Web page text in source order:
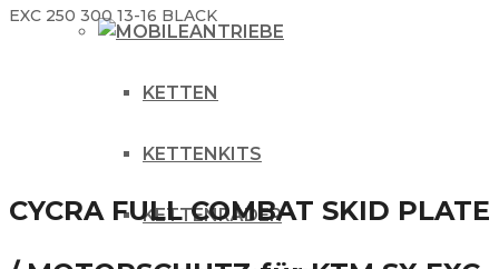
ANTRIEBE
KETTEN
KETTENKITS
KETTENRÄDER
EXC 250 300 13-16 BLACK
CYCRA FULL COMBAT SKID PLATE